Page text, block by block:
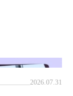
2026.07.31